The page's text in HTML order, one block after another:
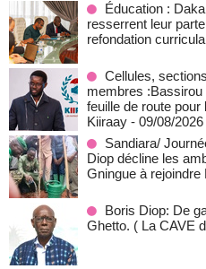
Éducation :
resserrent leur
refondation
Cellules,
membres
feuille de route pour
Kiiraay - 09/08/2026
Sandiara/
Diop décline les
Gningue à rejoindre
Boris Diop: De
Ghetto. ( La CAVE